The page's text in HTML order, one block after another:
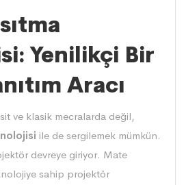
Yenilikçi Bir
Aracı
ve klasik mecralarda değil,
ile de sergilemek mümkün.
devreye giriyor. Mate
sahip projektör